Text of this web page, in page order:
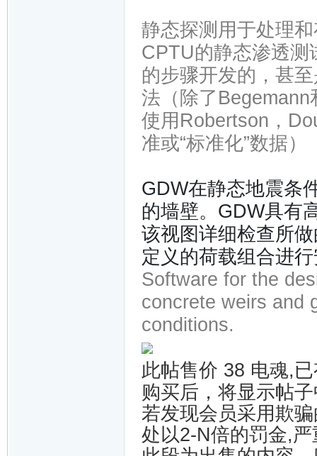
静态探测用于处理
CPTU的静态渗透测
的步骤开发的，甚
法（除了
使用Robertson，
准或“标准化”数据）
GDW在静态地震条
的墙壁。GDW具有
该视图详细检查所
定义的荷载组合进
Software for the
concrete weirs and
conditions.
此帖售价 38 电魂,
购买后，将显示帖
若发现会员采用欺
处以2-N倍的罚金,